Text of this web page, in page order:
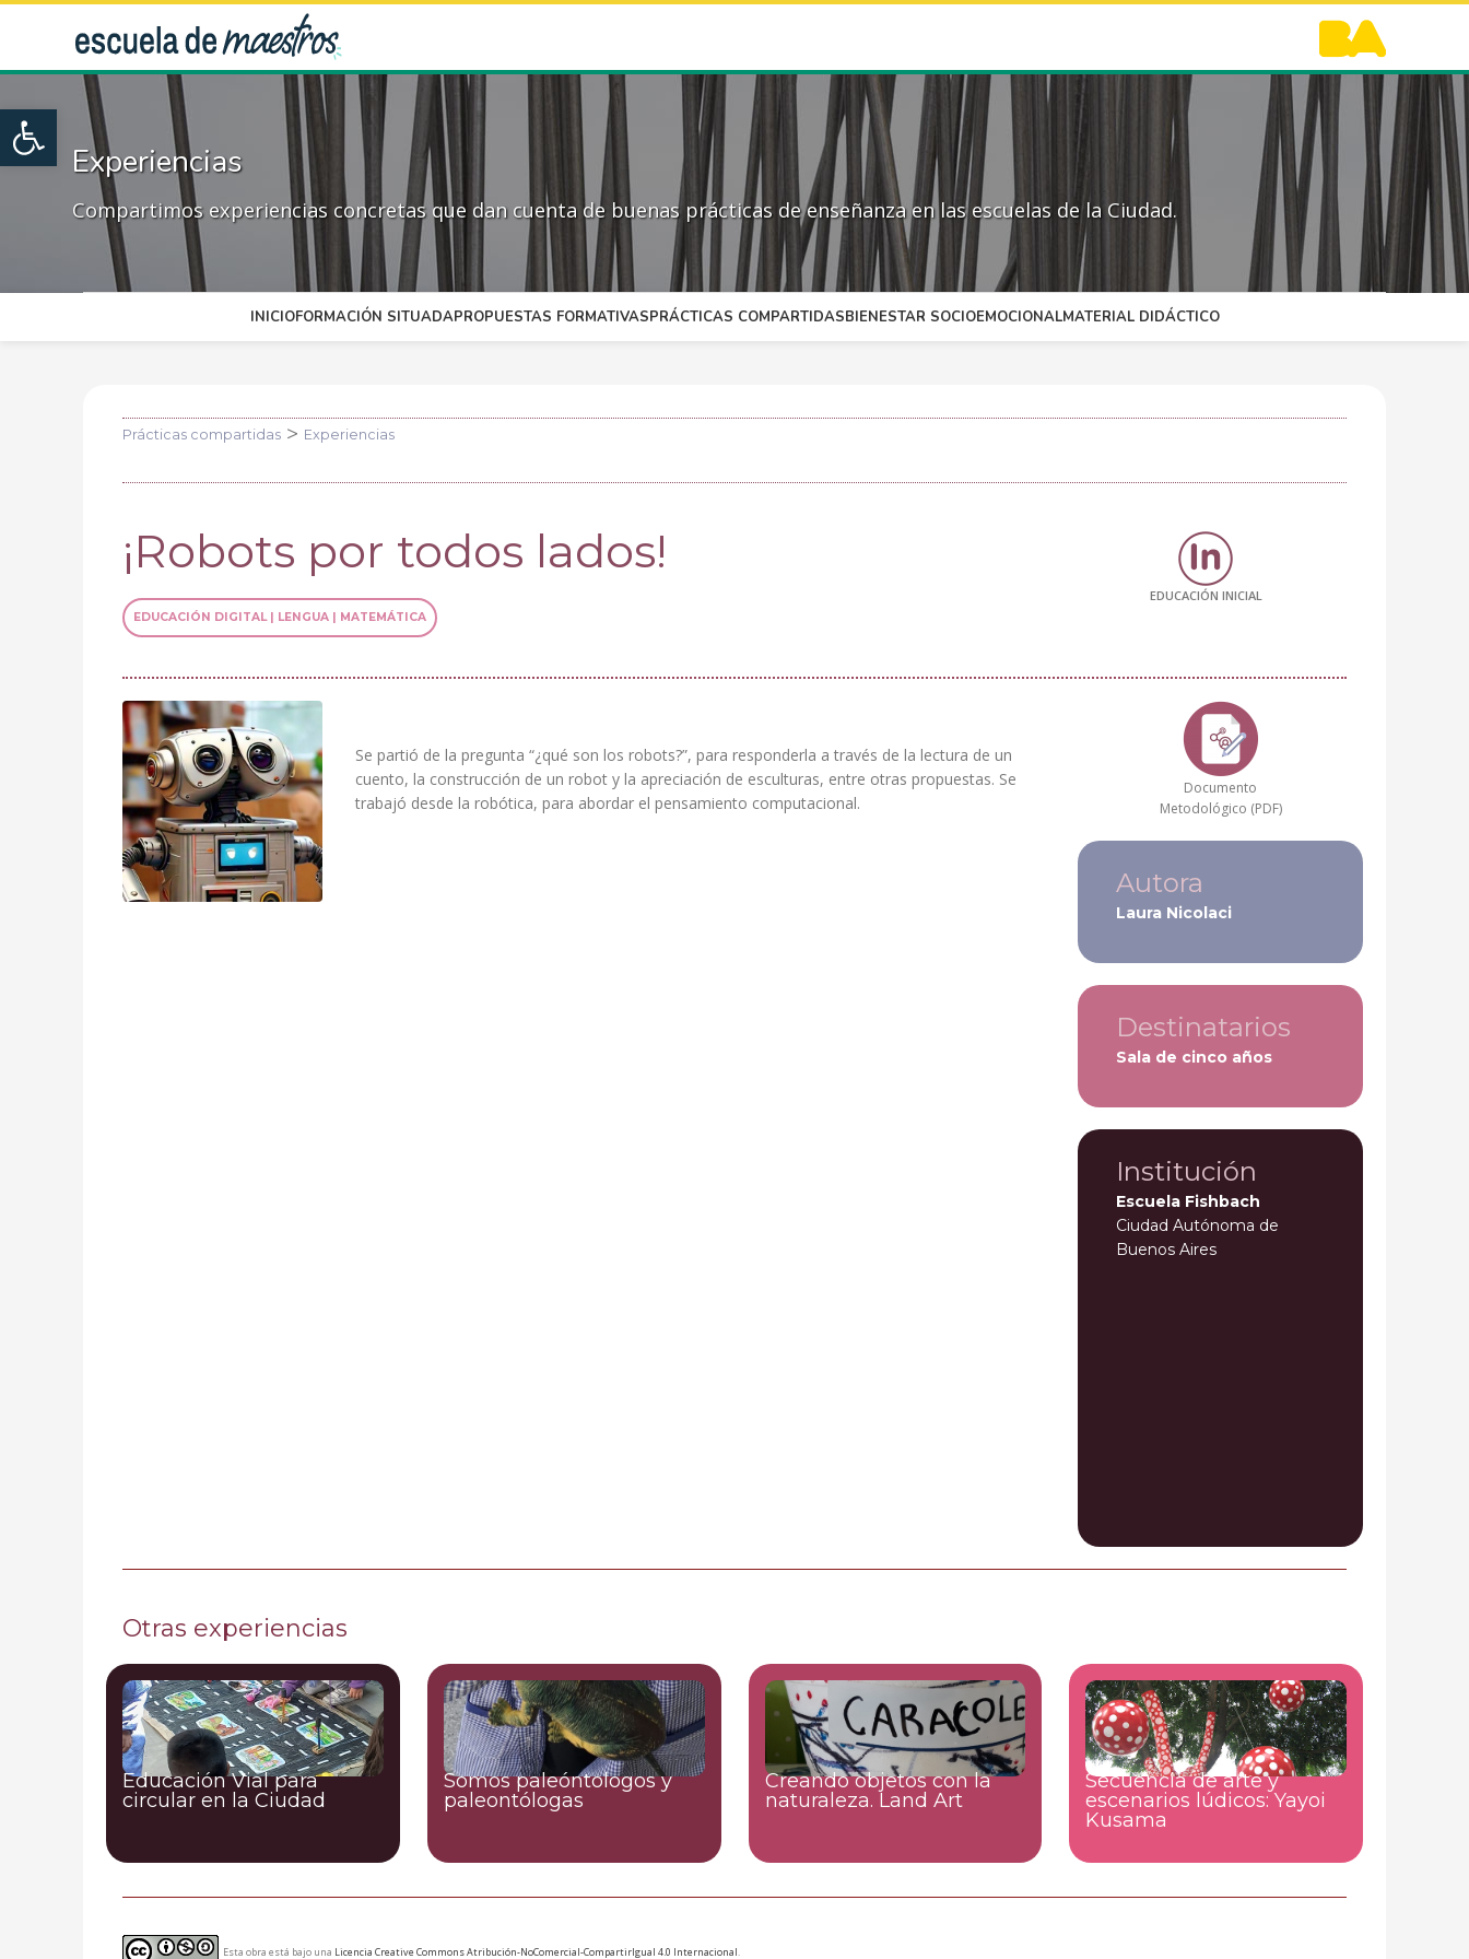
Open toolbar
Experiencias
Compartimos experiencias concretas que dan cuenta de buenas prácticas de enseñanza en las escuelas de la Ciudad.
INICIOFORMACIÓN SITUADAPROPUESTAS FORMATIVASPRÁCTICAS COMPARTIDASBIENESTAR SOCIOEMOCIONALMATERIAL DIDÁCTICO
Prácticas compartidas> Experiencias
¡Robots por todos lados!
EDUCACIÓN DIGITAL | LENGUA | MATEMÁTICA
EDUCACIÓN INICIAL
Se partió de la pregunta “¿qué son los robots?”, para responderla a través de la lectura de un
cuento, la construcción de un robot y la apreciación de esculturas, entre otras propuestas. Se
trabajó desde la robótica, para abordar el pensamiento computacional.
Documento
Metodológico (PDF)
Autora
Laura Nicolaci
Destinatarios
Sala de cinco años
Institución
Escuela Fishbach
Ciudad Autónoma de
Buenos Aires
Otras experiencias
Educación Vial para
circular en la Ciudad
Somos paleóntologos y
paleontólogas
Creando objetos con la
naturaleza. Land Art
Secuencia de arte y
escenarios lúdicos: Yayoi
Kusama
Esta obra está bajo una Licencia Creative Commons Atribución-NoComercial-CompartirIgual 4.0 Internacional.